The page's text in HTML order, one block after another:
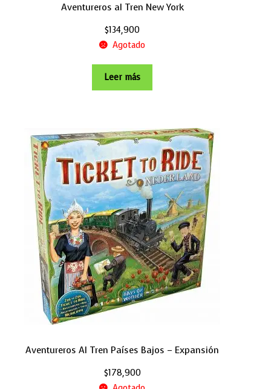
Aventureros al Tren New York
$134,900
Agotado
Leer más
Aventureros Al Tren Países Bajos – Expansión
$178,900